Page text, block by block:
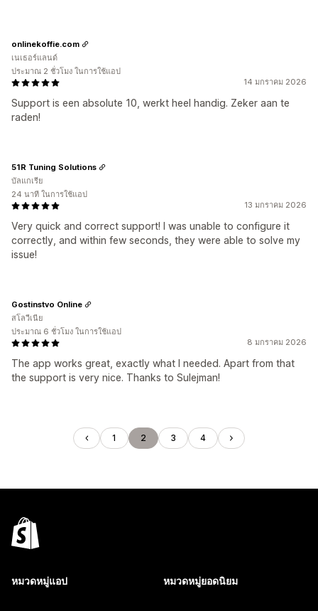
14 มกราคม 2026
Support is een absolute 10, werkt heel handig. Zeker aan te
raden!
onlinekoffie.com
เนเธอร์แลนด์
ประมาณ 2 ชั่วโมง ในการใช้แอป
13 มกราคม 2026
Very quick and correct support! I was unable to configure it
correctly, and within few seconds, they were able to solve my
issue!
51R Tuning Solutions
บัลแกเรีย
24 นาที ในการใช้แอป
8 มกราคม 2026
The app works great, exactly what I needed. Apart from that
the support is very nice. Thanks to Sulejman!
Gostinstvo Online
สโลวีเนีย
ประมาณ 6 ชั่วโมง ในการใช้แอป
1 2 3 4
หมวดหมู่แอป หมวดหมู่ยอดนิยม